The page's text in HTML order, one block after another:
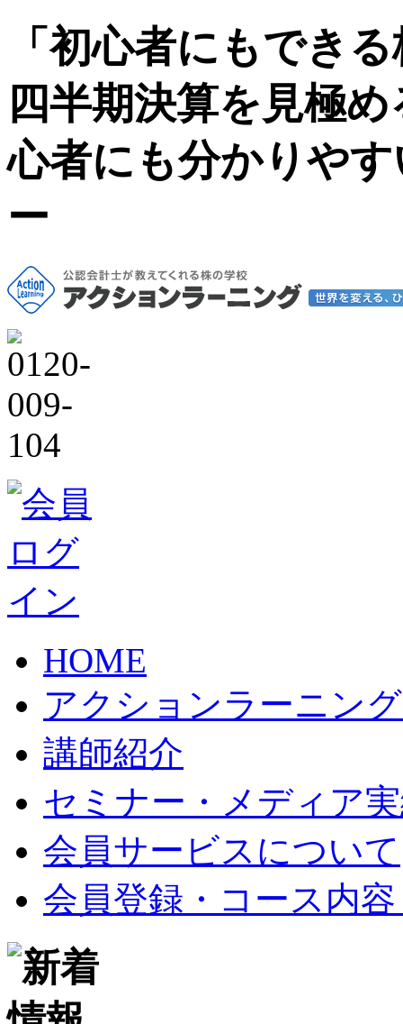
「初心者にもでき
四半期決算を見極
心者にも分かりや
ー
HOME
アクションラーニン
講師紹介
セミナー・メディア
会員サービスについて
会員登録・コース内